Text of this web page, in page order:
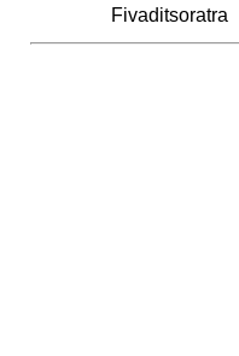
Fivaditsoratra